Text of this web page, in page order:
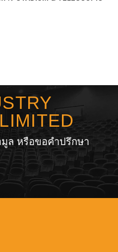
ล หรือขอคำปรึกษา